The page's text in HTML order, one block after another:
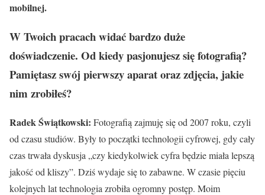
mobilnej.
W Twoich pracach widać bardzo duże
doświadczenie. Od kiedy pasjonujesz się fotografią?
Pamiętasz swój pierwszy aparat oraz zdjęcia, jakie
nim zrobiłeś?
Radek Świątkowski: Fotografią zajmuję się od 2007 roku, czyli
od czasu studiów. Były to początki technologii cyfrowej, gdy cały
czas trwała dyskusja „czy kiedykolwiek cyfra będzie miała lepszą
jakość od kliszy”. Dziś wydaje się to zabawne. W czasie pięciu
kolejnych lat technologia zrobiła ogromny postęp. Moim